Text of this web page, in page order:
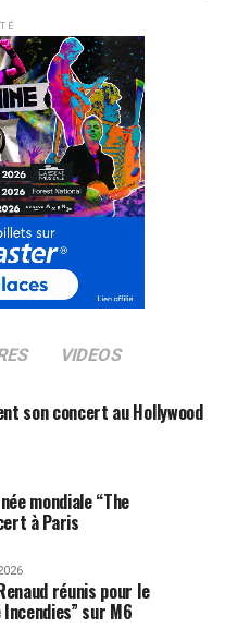
VIDEOS
son concert au Hollywood
mondiale “The
à Paris
réunis pour le
sur M6